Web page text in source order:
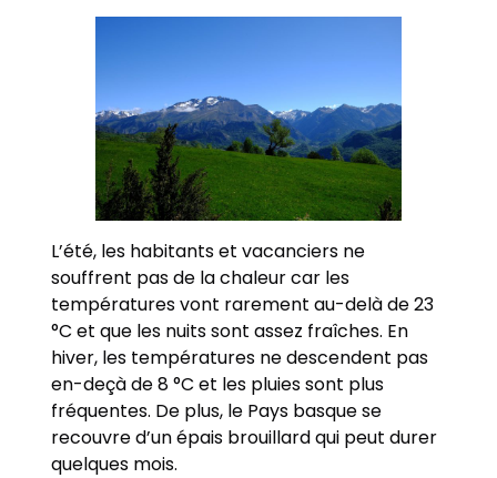
L’été, les habitants et vacanciers ne
souffrent pas de la chaleur car les
températures vont rarement au-delà de 23
°C et que les nuits sont assez fraîches. En
hiver, les températures ne descendent pas
en-deçà de 8 °C et les pluies sont plus
fréquentes. De plus, le Pays basque se
recouvre d’un épais brouillard qui peut durer
quelques mois.